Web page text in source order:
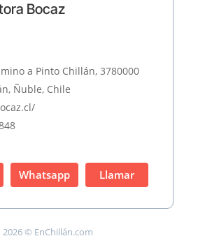
Bocaz
a Pinto Chillán, 3780000
Ñuble, Chile
Whatsapp Llamar
2026 © EnChillán.com